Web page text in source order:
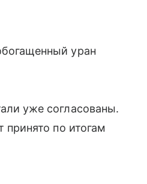
уран
уже согласованы.
по итогам